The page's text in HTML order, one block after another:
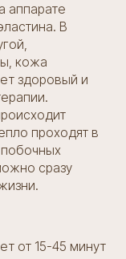
аппарате
В
кожа
здоровый и
проходят в
сразу
от 15-45 минут